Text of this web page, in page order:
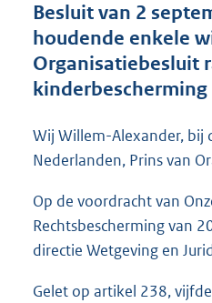
Besluit van 2
houdende enkele
Organisatiebesluit
kinderbescherming
Wij Willem-Alexander, bij
Nederlanden, Prins van
Op de voordracht van
Rechtsbescherming van
directie Wetgeving en
Gelet op artikel 238,